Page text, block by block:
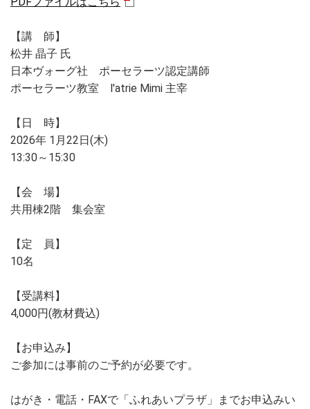
【講 師】
松井 晶子 氏
日本ヴォーグ社 ポーセラーツ認定講師
ポーセラーツ教室 l'atrie Mimi 主宰
【日 時】
2026年 1月22日(木)
13:30～15:30
【会 場】
共用棟2階 集会室
【定 員】
10名
【受講料】
4,000円(教材費込)
【お申込み】
ご参加には事前のご予約が必要です。
はがき・電話・FAXで「ふれあいプラザ」までお申込みい